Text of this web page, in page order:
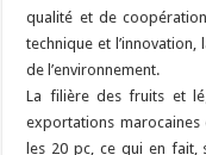
qualité et de
technique et
de l’environnement.
La filière des fruits et
exportations
les 20 pc, ce qui en fait,